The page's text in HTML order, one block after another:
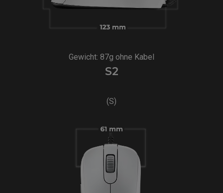
Gewicht: 87g ohne Kabel
S2
(S)